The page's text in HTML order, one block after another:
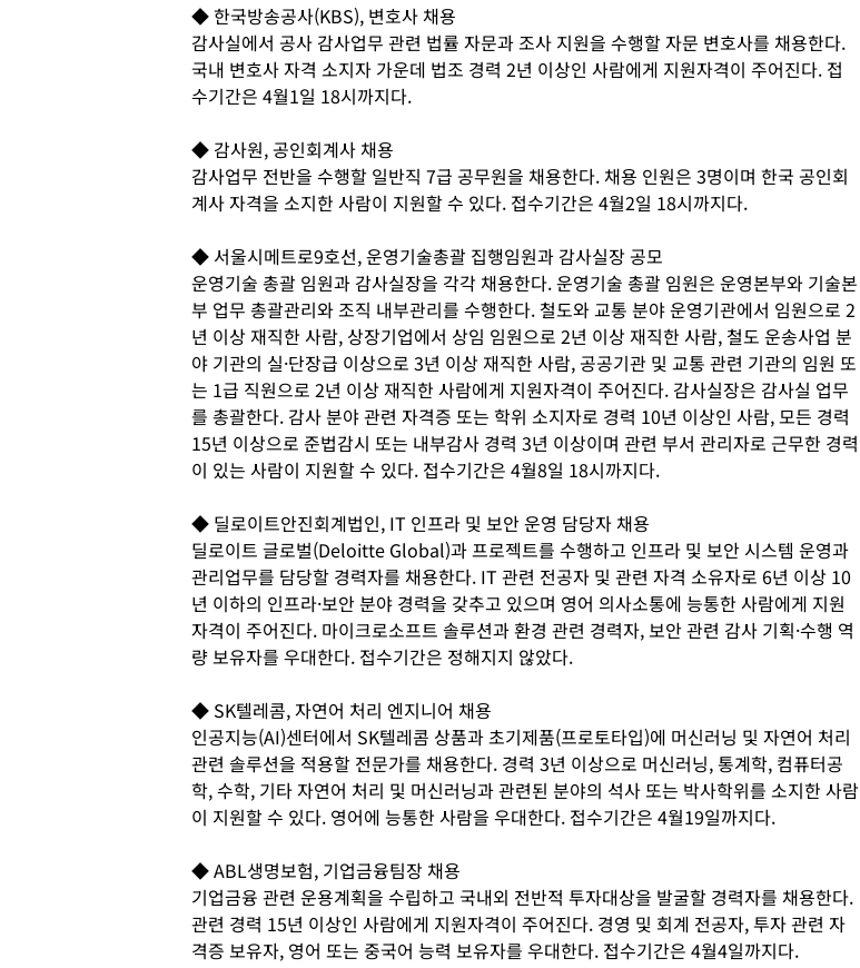
◆ 한국방송공사(KBS), 변호사 채용
감사실에서 공사 감사업무 관련 법률 자문과 조사 지원을 수행할 자문 변호사를 채용한다.
국내 변호사 자격 소지자 가운데 법조 경력 2년 이상인 사람에게 지원자격이 주어진다. 접
수기간은 4월1일 18시까지다.
◆ 감사원, 공인회계사 채용
감사업무 전반을 수행할 일반직 7급 공무원을 채용한다. 채용 인원은 3명이며 한국 공인회
계사 자격을 소지한 사람이 지원할 수 있다. 접수기간은 4월2일 18시까지다.
◆ 서울시메트로9호선, 운영기술총괄 집행임원과 감사실장 공모
운영기술 총괄 임원과 감사실장을 각각 채용한다. 운영기술 총괄 임원은 운영본부와 기술본
부 업무 총괄관리와 조직 내부관리를 수행한다. 철도와 교통 분야 운영기관에서 임원으로 2
년 이상 재직한 사람, 상장기업에서 상임 임원으로 2년 이상 재직한 사람, 철도 운송사업 분
야 기관의 실·단장급 이상으로 3년 이상 재직한 사람, 공공기관 및 교통 관련 기관의 임원 또
는 1급 직원으로 2년 이상 재직한 사람에게 지원자격이 주어진다. 감사실장은 감사실 업무
를 총괄한다. 감사 분야 관련 자격증 또는 학위 소지자로 경력 10년 이상인 사람, 모든 경력
15년 이상으로 준법감시 또는 내부감사 경력 3년 이상이며 관련 부서 관리자로 근무한 경력
이 있는 사람이 지원할 수 있다. 접수기간은 4월8일 18시까지다.
◆ 딜로이트안진회계법인, IT 인프라 및 보안 운영 담당자 채용
딜로이트 글로벌(Deloitte Global)과 프로젝트를 수행하고 인프라 및 보안 시스템 운영과
관리업무를 담당할 경력자를 채용한다. IT 관련 전공자 및 관련 자격 소유자로 6년 이상 10
년 이하의 인프라·보안 분야 경력을 갖추고 있으며 영어 의사소통에 능통한 사람에게 지원
자격이 주어진다. 마이크로소프트 솔루션과 환경 관련 경력자, 보안 관련 감사 기획·수행 역
량 보유자를 우대한다. 접수기간은 정해지지 않았다.
◆ SK텔레콤, 자연어 처리 엔지니어 채용
인공지능(AI)센터에서 SK텔레콤 상품과 초기제품(프로토타입)에 머신러닝 및 자연어 처리
관련 솔루션을 적용할 전문가를 채용한다. 경력 3년 이상으로 머신러닝, 통계학, 컴퓨터공
학, 수학, 기타 자연어 처리 및 머신러닝과 관련된 분야의 석사 또는 박사학위를 소지한 사람
이 지원할 수 있다. 영어에 능통한 사람을 우대한다. 접수기간은 4월19일까지다.
◆ ABL생명보험, 기업금융팀장 채용
기업금융 관련 운용계획을 수립하고 국내외 전반적 투자대상을 발굴할 경력자를 채용한다.
관련 경력 15년 이상인 사람에게 지원자격이 주어진다. 경영 및 회계 전공자, 투자 관련 자
격증 보유자, 영어 또는 중국어 능력 보유자를 우대한다. 접수기간은 4월4일까지다.